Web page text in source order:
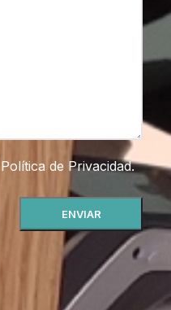
Política de Privacidad.